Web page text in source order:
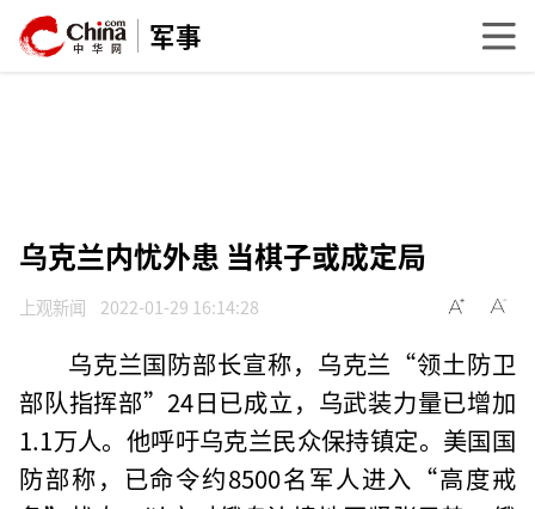
军事
乌克兰内忧外患 当棋子或成定局
上观新闻 2022-01-29 16:14:28
乌克兰国防部长宣称，乌克兰“领土防卫
部队指挥部”24日已成立，乌武装力量已增加
1.1万人。他呼吁乌克兰民众保持镇定。美国国
防部称，已命令约8500名军人进入“高度戒